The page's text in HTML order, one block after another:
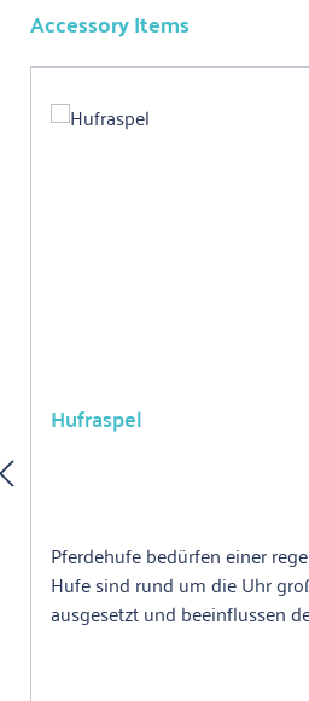
Produktgalerie überspringen
Accessory Items
Hufraspel
Pferdehufe bedürfen einer
Hufe sind rund um die Uhr
ausgesetzt und beeinflussen